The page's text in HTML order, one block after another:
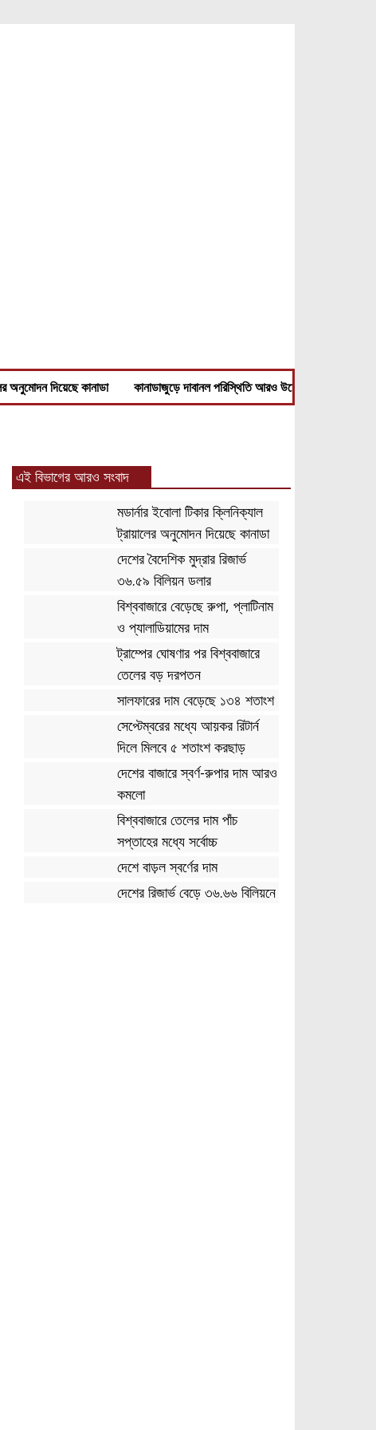
অনুমোদন দিয়েছে কানাডা কানাডাজুড়ে দাবানল পরিস্থিতি আরও উদ্বেগজনক
এই বিভাগের আরও সংবাদ
মডার্নার ইবোলা টিকার ক্লিনিক্যাল
ট্রায়ালের অনুমোদন দিয়েছে কানাডা
দেশের বৈদেশিক মুদ্রার রিজার্ভ
৩৬.৫৯ বিলিয়ন ডলার
বিশ্ববাজারে বেড়েছে রুপা, প্লাটিনাম
ও প্যালাডিয়ামের দাম
ট্রাম্পের ঘোষণার পর বিশ্ববাজারে
তেলের বড় দরপতন
সালফারের দাম বেড়েছে ১৩৪ শতাংশ
সেপ্টেম্বরের মধ্যে আয়কর রিটার্ন
দিলে মিলবে ৫ শতাংশ করছাড়
দেশের বাজারে স্বর্ণ-রুপার দাম আরও
কমলো
বিশ্ববাজারে তেলের দাম পাঁচ
সপ্তাহের মধ্যে সর্বোচ্চ
দেশে বাড়ল স্বর্ণের দাম
দেশের রিজার্ভ বেড়ে ৩৬.৬৬ বিলিয়নে